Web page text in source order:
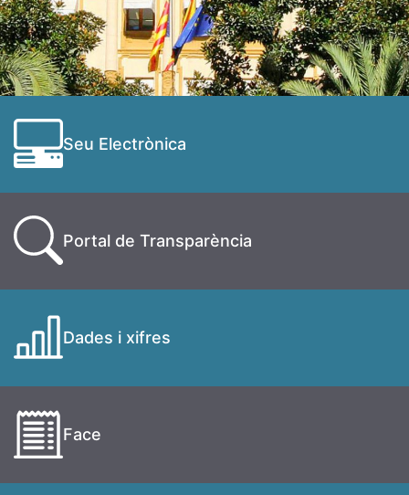
Seu Electrònica
Portal de Transparència
Dades i xifres
Face